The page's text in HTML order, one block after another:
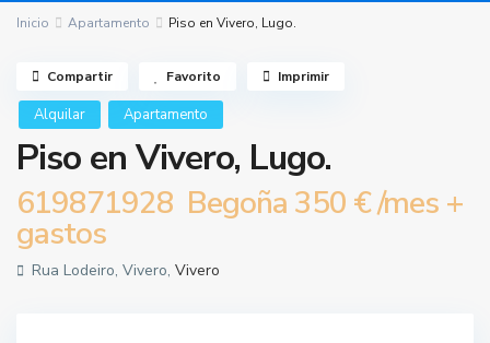
Inicio Apartamento Piso en Vivero, Lugo.
Alquilar Apartamento
Piso en Vivero, Lugo.
619871928 Begoña 350 €/mes +
gastos
Rua Lodeiro, Vivero, Vivero
Compartir Favorito Imprimir